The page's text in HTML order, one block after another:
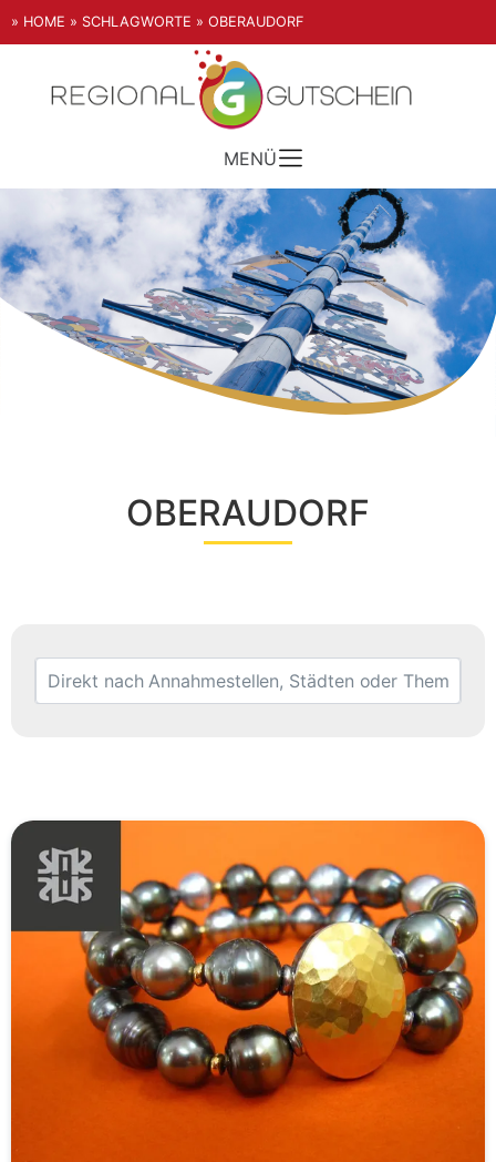
» HOME » SCHLAGWORTE » OBERAUDORF
MENÜ
OBERAUDORF